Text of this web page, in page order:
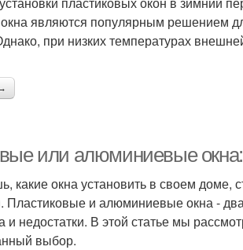
являются популярным решением
при низких температурах
или алюминиевые окна:
какие окна установить в своем доме,
и алюминиевые окна -
и недостатки. В этой статье мы
выбор.